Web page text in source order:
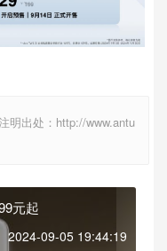
明出处：http://www.antu
元起
2024-09-05 19:44:19